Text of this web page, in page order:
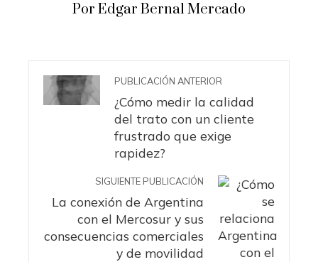
Por Edgar Bernal Mercado
PUBLICACIÓN ANTERIOR
¿Cómo medir la calidad
del trato con un cliente
frustrado que exige
rapidez?
SIGUIENTE PUBLICACIÓN
La conexión de Argentina
con el Mercosur y sus
consecuencias comerciales
y de movilidad